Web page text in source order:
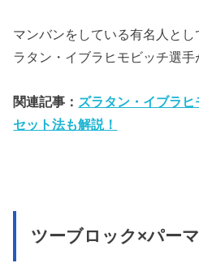
マンバンをしている有名人と
ラタン・イブラヒモビッチ選手
関連記事： ズラタン・イブラヒ
セット法も解説！
ツーブロック×パーマ